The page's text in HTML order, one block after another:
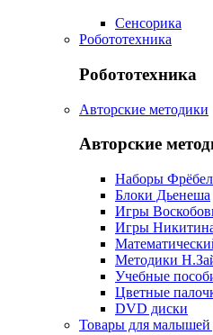
Сенсорика
Робототехника
Робототехника
Авторские методики
Авторские
Наборы
Блоки Дьенеша
Игры
Игры
Методики
Учебные
Цветные
DVD диски
Товары для малышей